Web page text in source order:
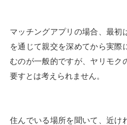
マッチングアプリの場合、最初
を通じて親交を深めてから実際
むのが一般的ですが、ヤリモク
要すとは考えられません。
住んでいる場所を聞いて、近け